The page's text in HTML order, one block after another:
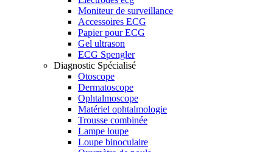
Moniteur de surveillance
Accessoires ECG
Papier pour ECG
Gel ultrason
ECG Spengler
Diagnostic Spécialisé
Otoscope
Dermatoscope
Ophtalmoscope
Matériel ophtalmologie
Trousse combinée
Lampe loupe
Loupe binoculaire